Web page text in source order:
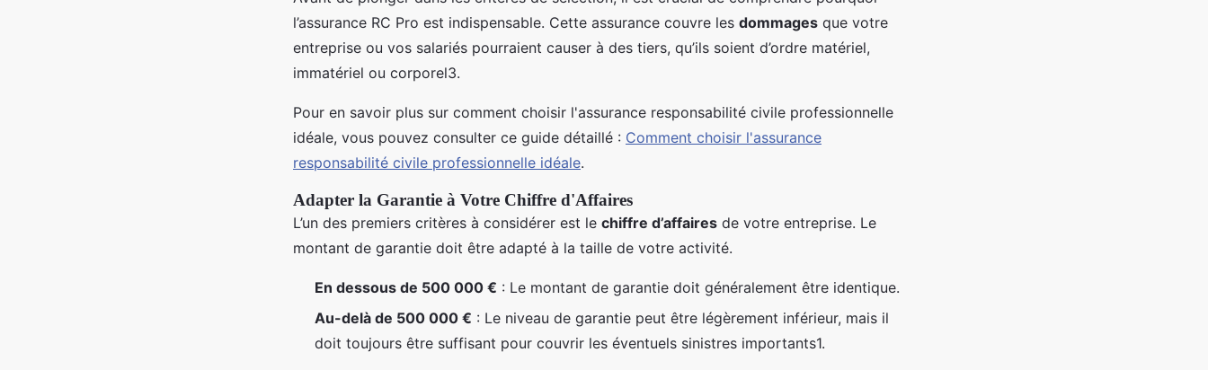
l’assurance RC Pro est indispensable. Cette assurance couvre les dommages que votre
entreprise ou vos salariés pourraient causer à des tiers, qu’ils soient d’ordre matériel,
immatériel ou corporel3.
Pour en savoir plus sur comment choisir l'assurance responsabilité civile professionnelle
idéale, vous pouvez consulter ce guide détaillé : Comment choisir l'assurance
responsabilité civile professionnelle idéale.
Adapter la Garantie à Votre Chiffre d'Affaires
L’un des premiers critères à considérer est le chiffre d’affaires de votre entreprise. Le
montant de garantie doit être adapté à la taille de votre activité.
En dessous de 500 000 € : Le montant de garantie doit généralement être identique.
Au-delà de 500 000 € : Le niveau de garantie peut être légèrement inférieur, mais il
doit toujours être suffisant pour couvrir les éventuels sinistres importants1.